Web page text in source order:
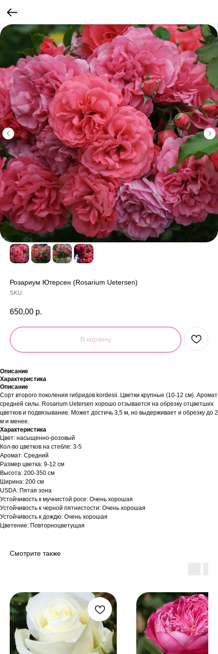
Розариум Ютерсен (Rosarium Uetersen)
SKU:
650,00 р.
В корзину
Описание
Характеристика
Описание
Сорт второго поколения гибридов kordesii. Цветки крупные (10-12 см). Аромат
средней силы. Rosarium Uetersen хорошо отзывается на обрезку отцветших
цветков и подвязывание. Может достичь 3,5 м, но выдерживает и обрезку до 2
м и менее.
Характеристика
Цвет: насыщенно-розовый
Кол-во цветков на стебле: 3-5
Аромат: Средний
Размер цветка: 9-12 см
Высота: 200-350 см
Ширина: 200 см
USDA: Пятая зона
Устойчивость к мучнистой росе: Очень хорошая
Устойчивость к черной пятнистости: Очень хорошая
Устойчивость к дождю: Очень хорошая
Цветение: Повторноцветущая
Смотрите также